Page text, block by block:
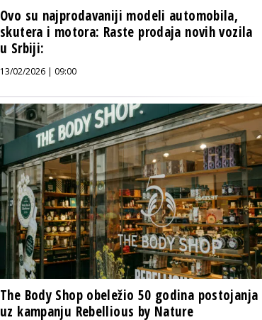
Ovo su najprodavaniji modeli automobila,
skutera i motora: Raste prodaja novih vozila
u Srbiji:
13/02/2026 | 09:00
The Body Shop obeležio 50 godina postojanja
uz kampanju Rebellious by Nature